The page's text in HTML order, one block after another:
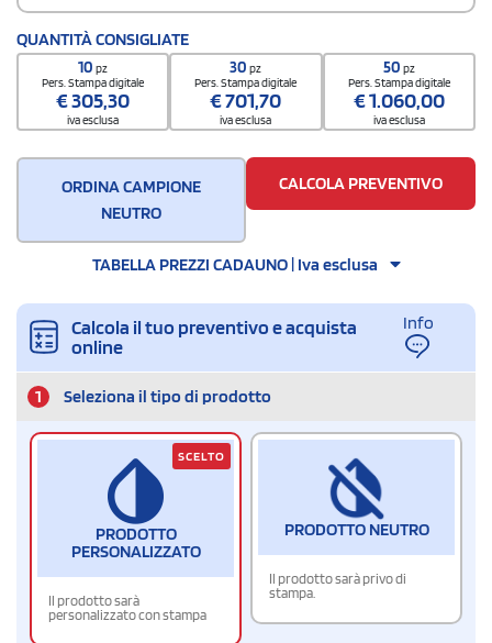
QUANTITÀ CONSIGLIATE
10pz
Pers. Stampa digitale
€305,30
iva esclusa
30pz
Pers. Stampa digitale
€701,70
iva esclusa
50 pz
Pers. Stampa digitale
€1.060,00
iva esclusa
ORDINA CAMPIONE
NEUTRO
CALCOLA PREVENTIVO
TABELLA PREZZI CADAUNO | Iva esclusa
Calcola il tuo preventivo e acquista
online
Info
1 Seleziona il tipo di prodotto
PRODOTTO
PERSONALIZZATO
Il prodotto sarà
personalizzato con stampa
SCELTO
PRODOTTO NEUTRO
Il prodotto sarà privo di
stampa.